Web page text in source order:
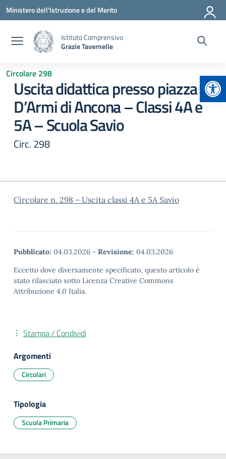
Vai ai contenuti
Vai al menu di navigazione
Vai al footer
Ministero dell'Istruzione e del Merito
Istituto Comprensivo
Grazie Tavernelle
Circolare 298
Uscita didattica presso piazza
D’Armi di Ancona – Classi 4A e
5A – Scuola Savio
Circ. 298
Circolare n. 298 – Uscita classi 4A e 5A Savio
Pubblicato: 04.03.2026 - Revisione: 04.03.2026
Eccetto dove diversamente specificato, questo articolo è
stato rilasciato sotto Licenza Creative Commons
Attribuzione 4.0 Italia.
Stampa / Condividi
Argomenti
Circolari
Tipologia
Scuola Primaria